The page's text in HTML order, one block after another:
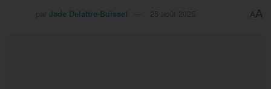
Jade Delattre-Buisset AA